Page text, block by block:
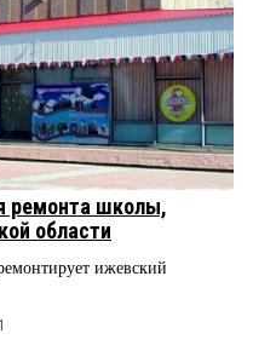
ремонта школы,
области
ижевский